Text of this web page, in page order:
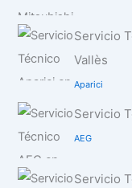
Servicio
Vallès
Aparici
Servicio
AEG
Servicio